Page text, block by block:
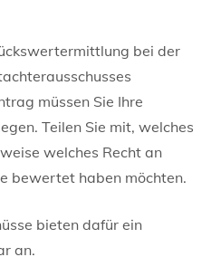
bei der
müssen Sie Ihre
Teilen Sie mit, welches
welches Recht an
bewertet haben möchten.
bieten dafür ein
an.